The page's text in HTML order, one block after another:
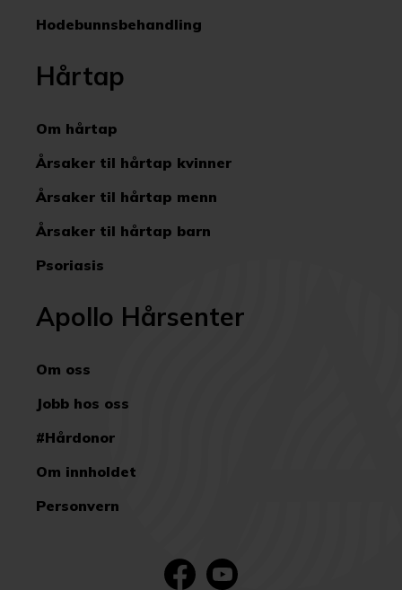
Hodebunnsbehandling
Hårtap
Om hårtap
Årsaker til hårtap kvinner
Årsaker til hårtap menn
Årsaker til hårtap barn
Psoriasis
Apollo Hårsenter
Om oss
Jobb hos oss
#Hårdonor
Om innholdet
Personvern